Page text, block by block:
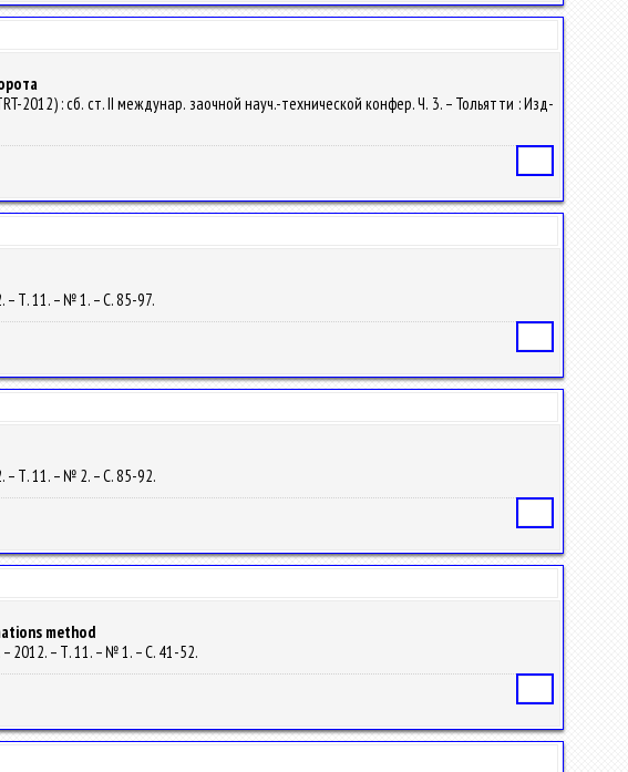
: сб. ст. II междунар. заочной науч.-технической конфер. Ч. 3. – Тольятти : Изд-
Т. 11. – № 1. – С. 85-97.
Т. 11. – № 2. – С. 85-92.
method
2012. – Т. 11. – № 1. – С. 41-52.